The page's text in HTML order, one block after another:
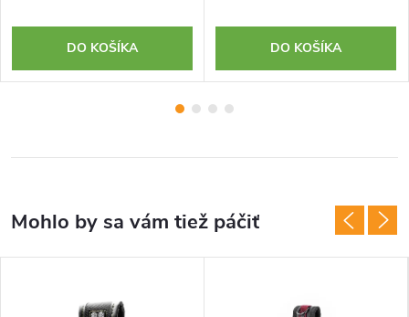
DO KOŠÍKA DO KOŠÍKA